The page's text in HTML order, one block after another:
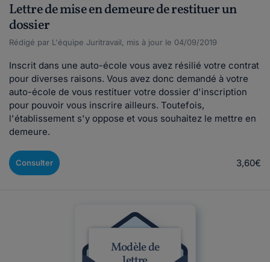
Lettre de mise en demeure de restituer un
dossier
Rédigé par L'équipe Juritravail, mis à jour le 04/09/2019
Inscrit dans une auto-école vous avez résilié votre contrat
pour diverses raisons. Vous avez donc demandé à votre
auto-école de vous restituer votre dossier d'inscription
pour pouvoir vous inscrire ailleurs. Toutefois,
l'établissement s'y oppose et vous souhaitez le mettre en
demeure.
Consulter 3,60€
Modèle de